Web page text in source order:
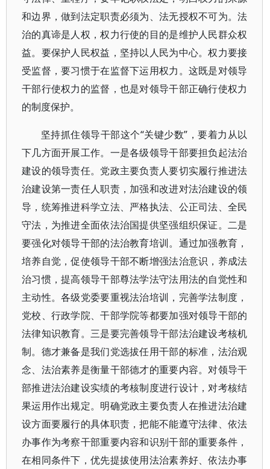
和边界，做到法定职责必须为、法无授权不可为。法
治的真谛是人权，权力行使的目的是维护人民群众权
益。要保护人民权益，坚持以人民为中心。权力要接
受监督，要习惯于在监督下运用权力。这既是对领导
干部行使权力的监督，也是对领导干部正确行使权力
的制度保护。
坚持抓住领导干部这个“关键少数”，要着力从以
下几方面开展工作。一是各级领导干部要担负起法治
建设的领导责任。党政主要负责人要切实履行推进法
治建设第一责任人职责，加强和改进对法治建设的领
导，统筹推进科学立法、严格执法、公正司法、全民
守法，为推进全面依法治国提供坚强组织保证。二是
要强化对领导干部的法治教育培训。通过加强教育，
培养自觉，促使领导干部不断增强法治意识，养成法
治习惯，提高领导干部尊法学法守法用法的自觉性和
主动性。各级党委要重视法治培训，完善学法制度，
党校、行政学院、干部学院等都要加强对领导干部的
法律知识教育。三是要完善领导干部法治建设考核机
制。德才兼备是我们党选拔任用干部的标准，法治观
念、法治素养是衡量干部德才的重要内容。对领导干
部推进法治建设实绩的考核制度进行设计，对考核结
果运用作出规定。明确党政主要负责人在推进法治建
设方面要履行的具体职责，把能不能遵守法律、依法
办事作为考察干部重要内容和识别干部的重要条件，
在相同条件下，优先提拔使用法治素养好、依法办事